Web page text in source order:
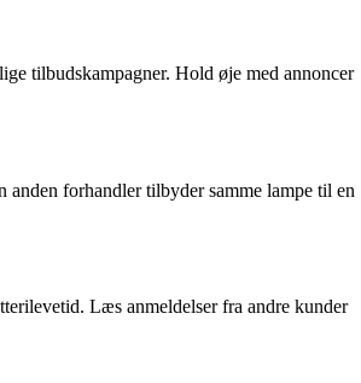
tilbudskampagner. Hold øje med annoncer
forhandler tilbyder samme lampe til en
Læs anmeldelser fra andre kunder